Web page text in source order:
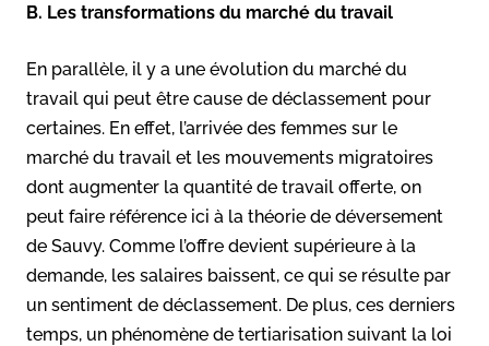
B. Les transformations du marché du travail
En parallèle, il y a une évolution du marché du
travail qui peut être cause de déclassement pour
certaines. En effet, l’arrivée des femmes sur le
marché du travail et les mouvements migratoires
dont augmenter la quantité de travail offerte, on
peut faire référence ici à la théorie de déversement
de Sauvy. Comme l’offre devient supérieure à la
demande, les salaires baissent, ce qui se résulte par
un sentiment de déclassement. De plus, ces derniers
temps, un phénomène de tertiarisation suivant la loi